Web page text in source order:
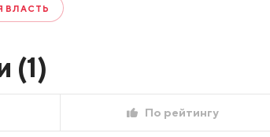
ВЛАСТЬ
(1)
По рейтингу